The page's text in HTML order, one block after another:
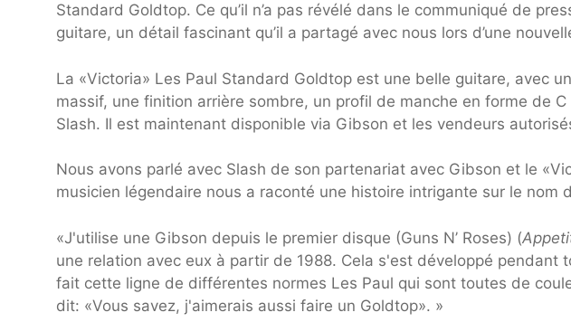
Standard Goldtop. Ce qu’il n’a pas révélé dans le communiqué de
guitare, un détail fascinant qu’il a partagé avec nous lors d’une
La «Victoria» Les Paul Standard Goldtop est une belle guitare, avec
massif, une finition arrière sombre, un profil de manche en forme de
Slash. Il est maintenant disponible via Gibson et les vendeurs
Nous avons parlé avec Slash de son partenariat avec Gibson et le
musicien légendaire nous a raconté une histoire intrigante sur le nom
«J'utilise une Gibson depuis le premier disque (Guns N’ Roses) (
une relation avec eux à partir de 1988. Cela s'est développé pendant
fait cette ligne de différentes normes Les Paul qui sont toutes de
dit: «Vous savez, j'aimerais aussi faire un Goldtop». »